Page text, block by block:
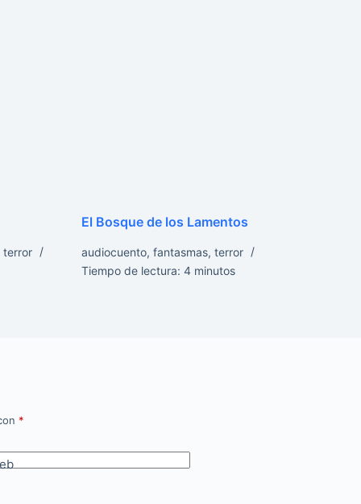
terror
El Bosque de los Lamentos
audiocuento, fantasmas, terror
Tiempo de lectura: 4 minutos
*